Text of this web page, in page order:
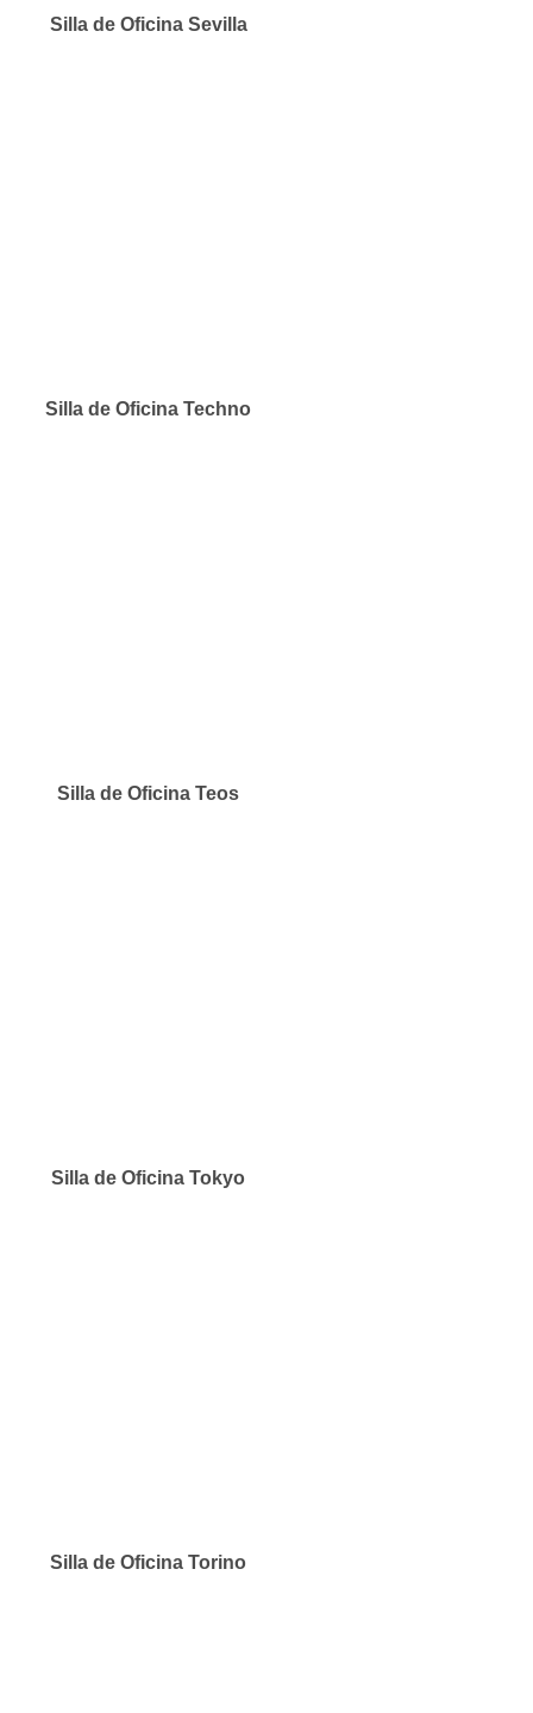
Silla de Oficina Sevilla
Silla de Oficina Techno
Silla de Oficina Teos
Silla de Oficina Tokyo
Silla de Oficina Torino